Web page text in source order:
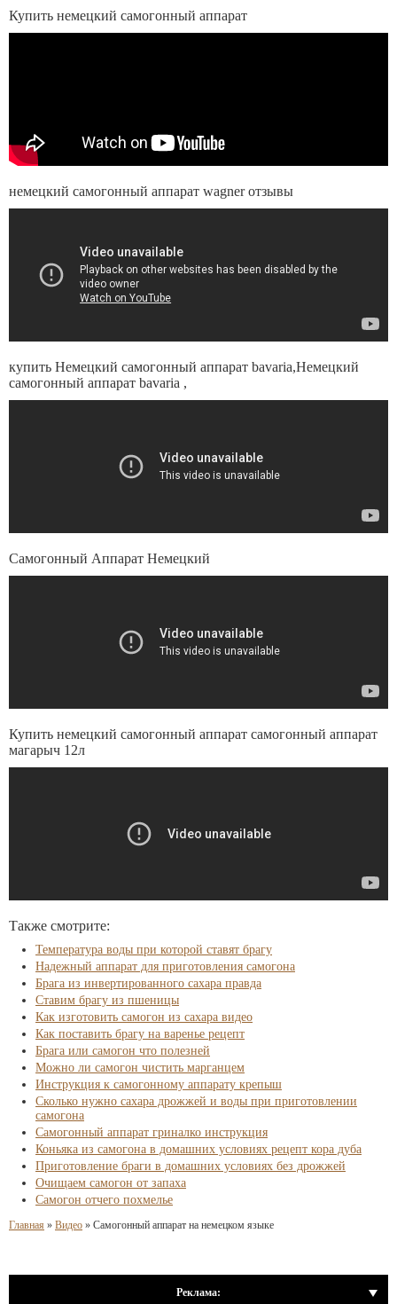
Купить немецкий самогонный аппарат
немецкий самогонный аппарат wagner отзывы
купить Немецкий самогонный аппарат bavaria,Немецкий
самогонный аппарат bavaria ,
Самогонный Аппарат Немецкий
Купить немецкий самогонный аппарат самогонный аппарат
магарыч 12л
Также смотрите:
Температура воды при которой ставят брагу
Надежный аппарат для приготовления самогона
Брага из инвертированного сахара правда
Ставим брагу из пшеницы
Как изготовить самогон из сахара видео
Как поставить брагу на варенье рецепт
Брага или самогон что полезней
Можно ли самогон чистить марганцем
Инструкция к самогонному аппарату крепыш
Сколько нужно сахара дрожжей и воды при приготовлении
самогона
Самогонный аппарат гриналко инструкция
Коньяка из самогона в домашних условиях рецепт кора дуба
Приготовление браги в домашних условиях без дрожжей
Очищаем самогон от запаха
Самогон отчего похмелье
Главная » Видео » Самогонный аппарат на немецком языке
Реклама: